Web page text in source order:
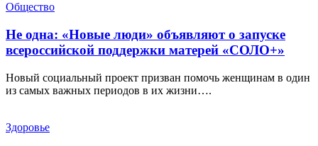
Общество
Не одна: «Новые люди» объявляют о запуске
всероссийской поддержки матерей «СОЛО+»
Новый социальный проект призван помочь женщинам в один
из самых важных периодов в их жизни….
Здоровье